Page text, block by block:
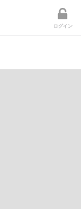
ログイン